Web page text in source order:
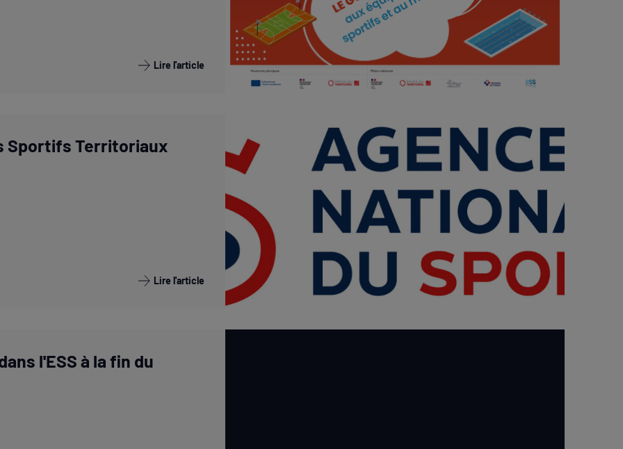
Lire l'article
Sportifs Territoriaux
Lire l'article
l'ESS à la fin du